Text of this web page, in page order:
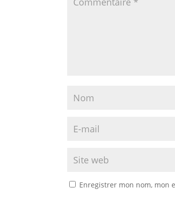
Enregistrer mon nom, mon